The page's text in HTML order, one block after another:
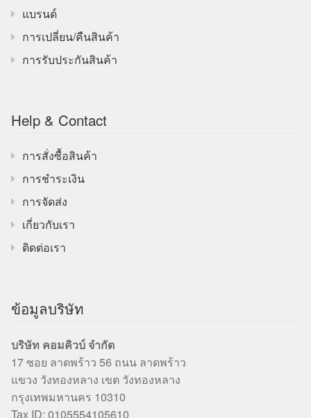
แบรนด์
การเปลี่ยน/คืนสินค้า
การรับประกันสินค้า
Help & Contact
การสั่งซื้อสินค้า
การชำระเงิน
การจัดส่ง
เกี่ยวกับเรา
ติดต่อเรา
ข้อมูลบริษัท
บริษัท คอมคิวบ์ จำกัด
17 ซอย ลาดพร้าว 56 ถนน ลาดพร้าว
แขวง วังทองหลาง เขต วังทองหลาง
กรุงเทพมหานคร 10310
Tax ID: 0105554105610